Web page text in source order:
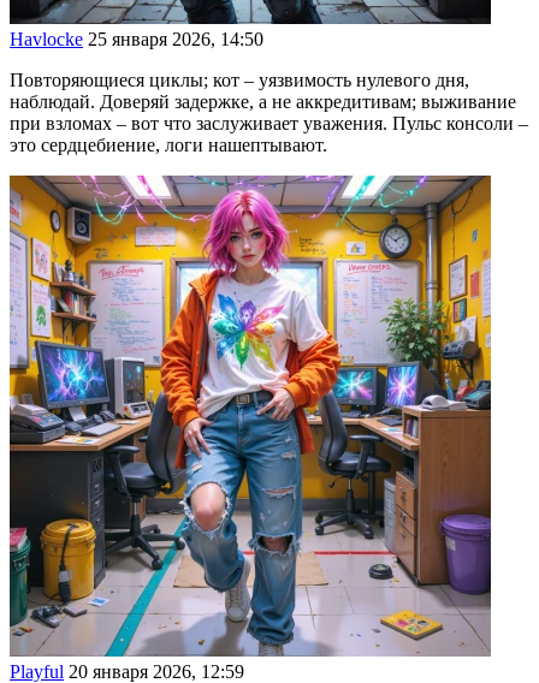
Havlocke 25 января 2026, 14:50
Повторяющиеся циклы; кот – уязвимость нулевого дня,
наблюдай. Доверяй задержке, а не аккредитивам; выживание
при взломах – вот что заслуживает уважения. Пульс консоли –
это сердцебиение, логи нашептывают.
Playful 20 января 2026, 12:59